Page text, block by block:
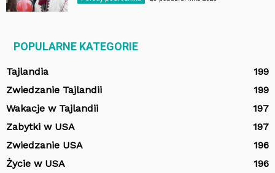
POPULARNE KATEGORIE
Tajlandia
199
Zwiedzanie Tajlandii
199
Wakacje w Tajlandii
197
Zabytki w USA
197
Zwiedzanie USA
196
Życie w USA
196